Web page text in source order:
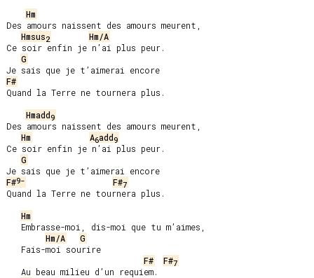
Hm
Des amours naissent des amours meurent,
Hmsus2
Hm/A
Ce soir enfin je n’ai plus peur.
G
F#
Quand la Terre ne tournera plus.
Hmadd9
Des amours naissent des amours meurent,
Hm
A6add9
Ce soir enfin je n’ai plus peur.
G
F#9- F#7
Quand la Terre ne tournera plus.
Hm
Hm/A
G
F#
F#7